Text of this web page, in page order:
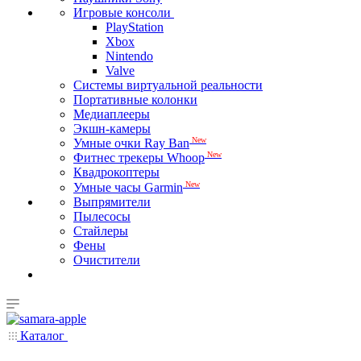
Игровые консоли
PlayStation
Xbox
Nintendo
Valve
Системы виртуальной реальности
Портативные колонки
Медиаплееры
Экшн-камеры
Умные очки Ray Ban New
Фитнес трекеры Whoop New
Квадрокоптеры
Умные часы Garmin New
Выпрямители
Пылесосы
Стайлеры
Фены
Очистители
Каталог